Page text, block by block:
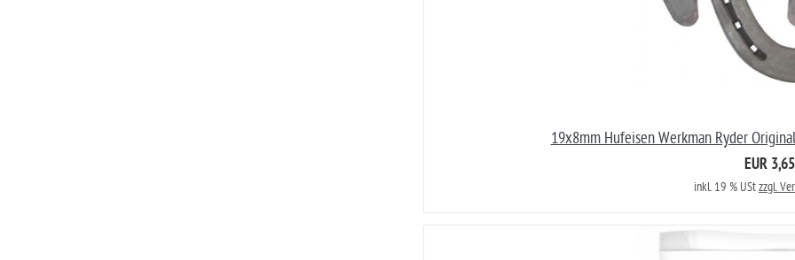
19x8mm Hufeisen Werkman Ryder
EUR 3,65
inkl. 19 % UStzzgl.